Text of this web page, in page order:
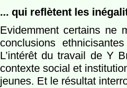
... qui reflètent les
Evidemment certains ne
conclusions
L’intérêt du travail de Y
contexte social et
jeunes. Et le résultat